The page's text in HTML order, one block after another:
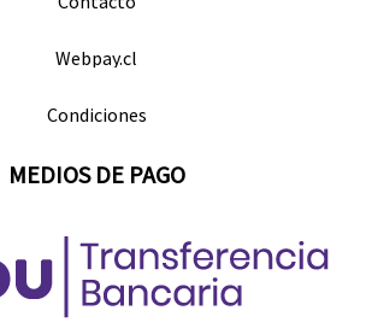
Webpay.cl
Condiciones
MEDIOS DE PAGO